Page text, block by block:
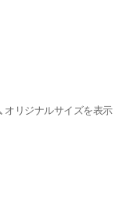
オリジナルサイズを表示